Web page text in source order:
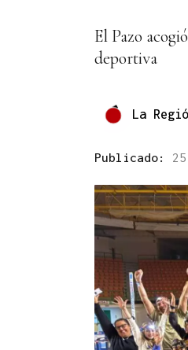
El Pazo
deportiva
La
Publicado: